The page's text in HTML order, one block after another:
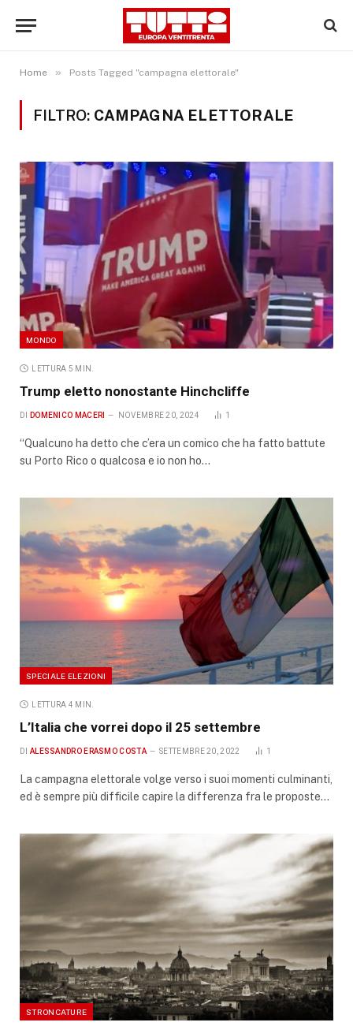
Home » Posts Tagged "campagna elettorale"
FILTRO: CAMPAGNA ELETTORALE
MONDO
LETTURA 5 MIN.
Trump eletto nonostante Hinchcliffe
DI DOMENICO MACERI NOVEMBRE 20, 2024 1
“Qualcuno ha detto che c’era un comico che ha fatto battute
su Porto Rico o qualcosa e io non ho…
SPECIALE ELEZIONI
LETTURA 4 MIN.
L’Italia che vorrei dopo il 25 settembre
DI ALESSANDRO ERASMO COSTA SETTEMBRE 20, 2022 1
La campagna elettorale volge verso i suoi momenti culminanti,
ed è sempre più difficile capire la differenza fra le proposte…
STRONCATURE